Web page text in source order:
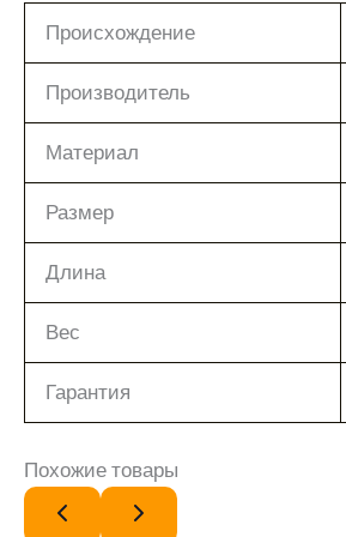
Происхождение
Производитель
Материал
Размер
Длина
Вес
Гарантия
Похожие товары